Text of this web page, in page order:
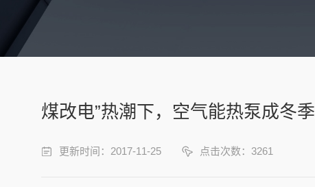
煤改电”热潮下，空气能热泵成冬
更新时间：2017-11-25 点击次数：3261